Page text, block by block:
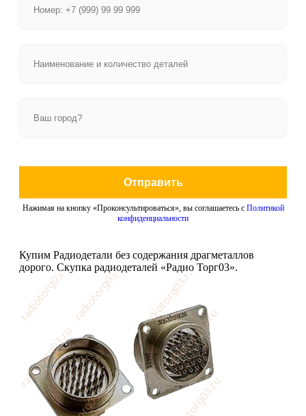
Отправить
Нажимая на кнопку «Проконсультироваться», вы соглашаетесь с Политикой
конфиденциальности
Купим Радиодетали без содержания драгметаллов
дорого. Скупка радиодеталей «Радио Торг03».